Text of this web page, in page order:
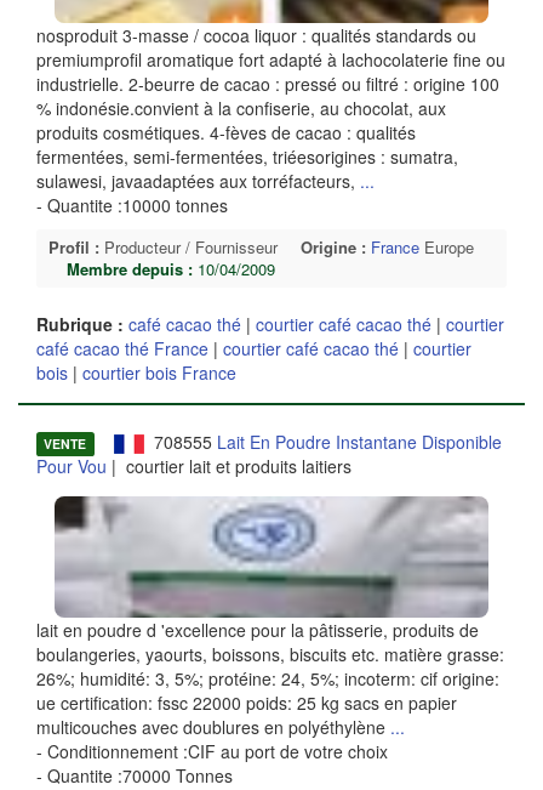
nosproduit 3-masse / cocoa liquor : qualités standards ou
premiumprofil aromatique fort adapté à lachocolaterie fine ou
industrielle. 2-beurre de cacao : pressé ou filtré : origine 100
% indonésie.convient à la confiserie, au chocolat, aux
produits cosmétiques. 4-fèves de cacao : qualités
fermentées, semi-fermentées, triéesorigines : sumatra,
sulawesi, javaadaptées aux torréfacteurs, ...
- Quantite :10000 tonnes
Profil : Producteur / Fournisseur Origine : France Europe
Membre depuis : 10/04/2009
Rubrique : café cacao thé | courtier café cacao thé | courtier
café cacao thé France | courtier café cacao thé | courtier
bois | courtier bois France
VENTE 708555 Lait En Poudre Instantane Disponible
Pour Vou | courtier lait et produits laitiers
lait en poudre d 'excellence pour la pâtisserie, produits de
boulangeries, yaourts, boissons, biscuits etc. matière grasse:
26%; humidité: 3, 5%; protéine: 24, 5%; incoterm: cif origine:
ue certification: fssc 22000 poids: 25 kg sacs en papier
multicouches avec doublures en polyéthylène ...
- Conditionnement :CIF au port de votre choix
- Quantite :70000 Tonnes